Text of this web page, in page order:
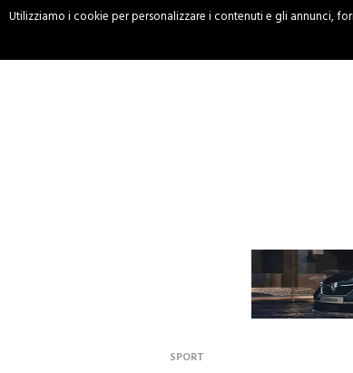
HOME
SPORT
Utilizziamo i cookie per personalizzare i contenuti e gli annunci,